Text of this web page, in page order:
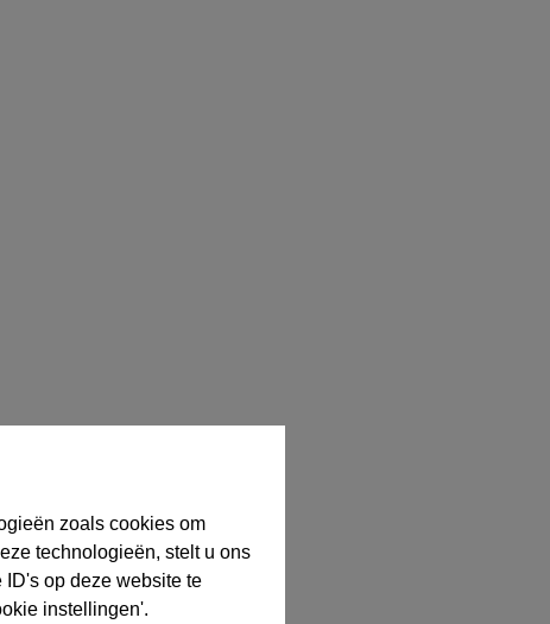
zoals cookies om
technologieën, stelt u ons
op deze website te
instellingen'.